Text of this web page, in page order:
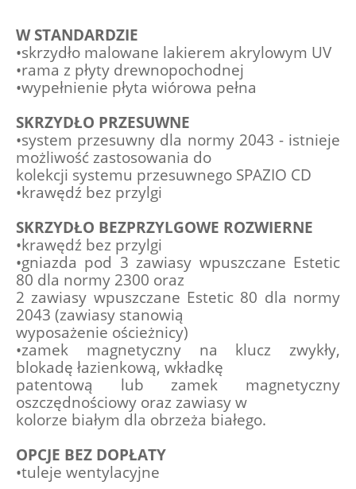
W STANDARDZIE
•skrzydło malowane lakierem akrylowym UV
•rama z płyty drewnopochodnej
•wypełnienie płyta wiórowa pełna
SKRZYDŁO PRZESUWNE
•system przesuwny dla normy 2043 - istnieje
możliwość zastosowania do
kolekcji systemu przesuwnego SPAZIO CD
•krawędź bez przylgi
SKRZYDŁO BEZPRZYLGOWE ROZWIERNE
•krawędź bez przylgi
•gniazda pod 3 zawiasy wpuszczane Estetic
80 dla normy 2300 oraz
2 zawiasy wpuszczane Estetic 80 dla normy
2043 (zawiasy stanowią
wyposażenie ościeżnicy)
•zamek magnetyczny na klucz zwykły,
blokadę łazienkową, wkładkę
patentową lub zamek magnetyczny
oszczędnościowy oraz zawiasy w
kolorze białym dla obrzeża białego.
OPCJE BEZ DOPŁATY
•tuleje wentylacyjne